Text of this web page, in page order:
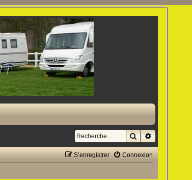
RechercherRecherche
Connexion
S’enregistrer